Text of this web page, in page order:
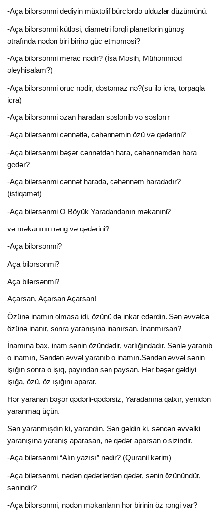
-Aça bilərsənmi dediyin müxtəlif bürclərdə ulduzlar düzümünü.
-Aça bilərsənmi kütləsi, diametri fərqli planetlərin günəş
ətrafında nədən biri birinə güc etməməsi?
-Aça bilərsənmi merac nədir? (İsa Məsih, Mühəmməd
əleyhisalam?)
-Aça bilərsənmi oruc nədir, dəstəmaz nə?(su ilə icra, torpaqla
icra)
-Aça bilərsənmi əzan haradan səslənib və səslənir
-Aça bilərsənmi cənnətlə, cəhənnəmin özü və qədərini?
-Aça bilərsənmi bəşər cənnətdən hara, cəhənnəmdən hara
gedər?
-Aça bilərsənmi cənnət harada, cəhənnəm haradadır?
(istiqamət)
-Aça bilərsənmi O Böyük Yaradandanın məkanıni?
və məkanının rəng və qədərini?
-Aça bilərsənmi?
Aça bilərsənmi?
Aça bilərsənmi?
Açarsan, Açarsan Açarsan!
Özünə inamın olmasa idi, özünü də inkar edərdin. Sən əvvəlcə
özünə inanır, sonra yaranışına inanırsan. İnanmırsan?
İnamına bax, inam sənin özündədir, varlığındadır. Sənlə yaranıb
o inamın, Səndən əvvəl yaranıb o inamın.Səndən əvvəl sənin
işığın sonra o işıq, payından sən paysan. Hər bəşər gəldiyi
işığa, özü, öz ışığını aparar.
Hər yaranan bəşər qədərli-qədərsiz, Yaradanına qalxır, yenidən
yaranmaq üçün.
Sən yaranmışdın ki, yarandın. Sən gəldin ki, səndən əvvəlki
yaranışına yaranış aparasan, nə qədər aparsan o sizindir.
-Aça bilərsənmi “Alın yazısı” nədir? (Quranil kərim)
-Aça bilərsənmi, nədən qədərlərdən qədər, sənin özünündür,
sənindir?
-Aça bilərsənmi, nədən məkanların hər birinin öz rəngi var?